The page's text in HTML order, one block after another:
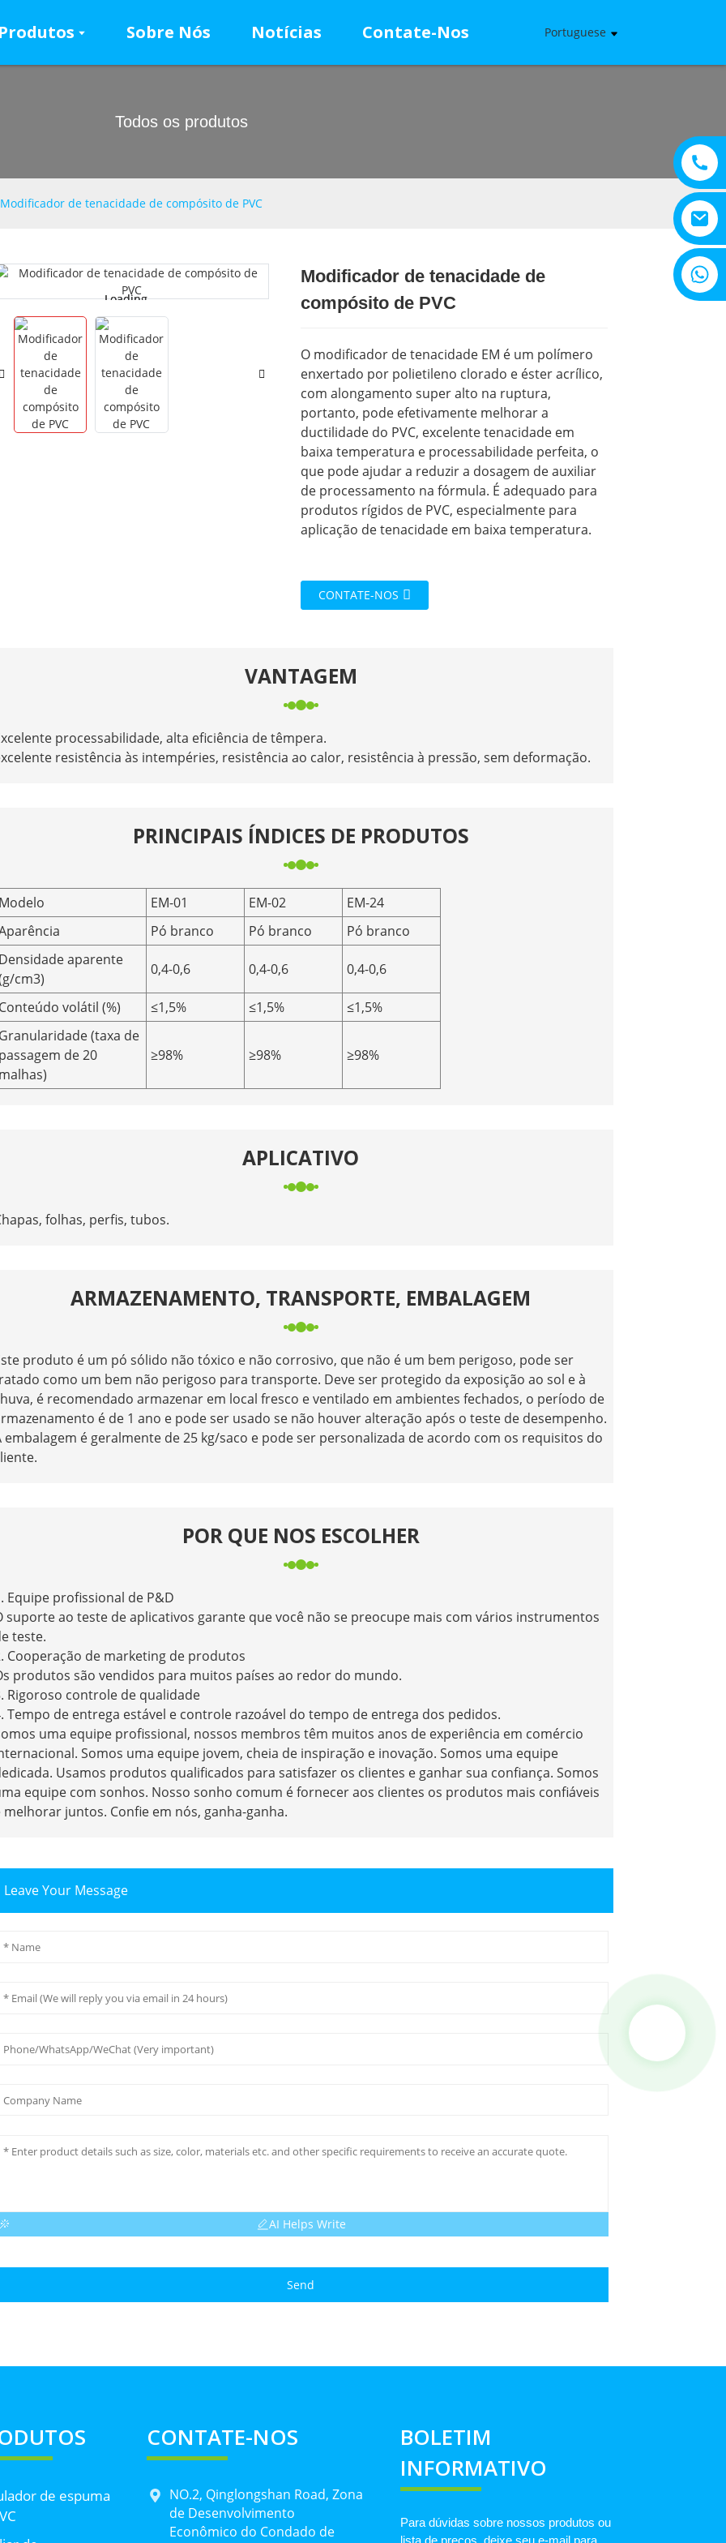
Produtos Sobre Nós Notícias Contate-Nos Portuguese
Todos os produtos
Modificador de tenacidade de compósito de PVC
Loading...
Loading... Loading...
Loading...
Modificador de tenacidade de
compósito de PVC
O modificador de tenacidade EM é um polímero
enxertado por polietileno clorado e éster acrílico,
com alongamento super alto na ruptura,
portanto, pode efetivamente melhorar a
ductilidade do PVC, excelente tenacidade em
baixa temperatura e processabilidade perfeita, o
que pode ajudar a reduzir a dosagem de auxiliar
de processamento na fórmula. É adequado para
produtos rígidos de PVC, especialmente para
aplicação de tenacidade em baixa temperatura.
CONTATE-NOS
VANTAGEM
processabilidade, alta eficiência de têmpera.
resistência às intempéries, resistência ao calor, resistência à pressão, sem deformação.
PRINCIPAIS ÍNDICES DE PRODUTOS
Modelo EM-01 EM-02
EM-24
Pó branco Pó branco
Pó branco
Densidade aparente
cm3)
0,4-0,6 0,4-0,6 0,4-0,6
Conteúdo volátil (%) ≤1,5% ≤1,5%
≤1,5%
Granularidade (taxa de
passagem de 20
malhas)
≥98% ≥98% ≥98%
APLICATIVO
folhas, perfis, tubos.
ARMAZENAMENTO, TRANSPORTE, EMBALAGEM
produto é um pó sólido não tóxico e não corrosivo, que não é um bem perigoso, pode ser
como um bem não perigoso para transporte. Deve ser protegido da exposição ao sol e à
é recomendado armazenar em local fresco e ventilado em ambientes fechados, o período de
é de 1 ano e pode ser usado se não houver alteração após o teste de desempenho.
embalagem é geralmente de 25 kg/saco e pode ser personalizada de acordo com os requisitos do
POR QUE NOS ESCOLHER
Equipe profissional de P&D
suporte ao teste de aplicativos garante que você não se preocupe mais com vários instrumentos
teste.
Cooperação de marketing de produtos
produtos são vendidos para muitos países ao redor do mundo.
Rigoroso controle de qualidade
Tempo de entrega estável e controle razoável do tempo de entrega dos pedidos.
uma equipe profissional, nossos membros têm muitos anos de experiência em comércio
Somos uma equipe jovem, cheia de inspiração e inovação. Somos uma equipe
Usamos produtos qualificados para satisfazer os clientes e ganhar sua confiança. Somos
equipe com sonhos. Nosso sonho comum é fornecer aos clientes os produtos mais confiáveis
melhorar juntos. Confie em nós, ganha-ganha.
Leave Your Message
AI Helps Write
Send
de espuma
CONTATE-NOS
NO.2, Qinglongshan Road, Zona
de Desenvolvimento
Econômico do Condado de
BOLETIM
INFORMATIVO
Para dúvidas sobre nossos produtos ou